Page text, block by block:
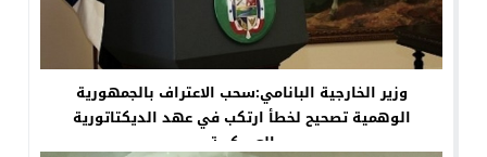
وزير الخارجية البانامي:سحب الاعتراف بالجمهورية
الوهمية تصحيح لخطأ ارتكب في عهد الديكتاتورية
العسكرية